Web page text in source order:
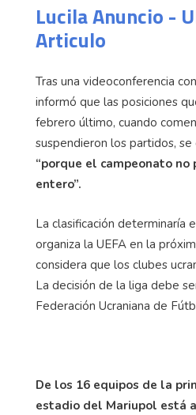
Lucila Anuncio -
Articulo
Tras una videoconferencia
informó que las posiciones
febrero último, cuando
suspendieron los partidos,
“porque el campeonato
entero”.
La clasificación determinaría
organiza la UEFA en la
considera que los clubes
La decisión de la liga debe
Federación Ucraniana de
De los 16 equipos de la
estadio del Mariupol está